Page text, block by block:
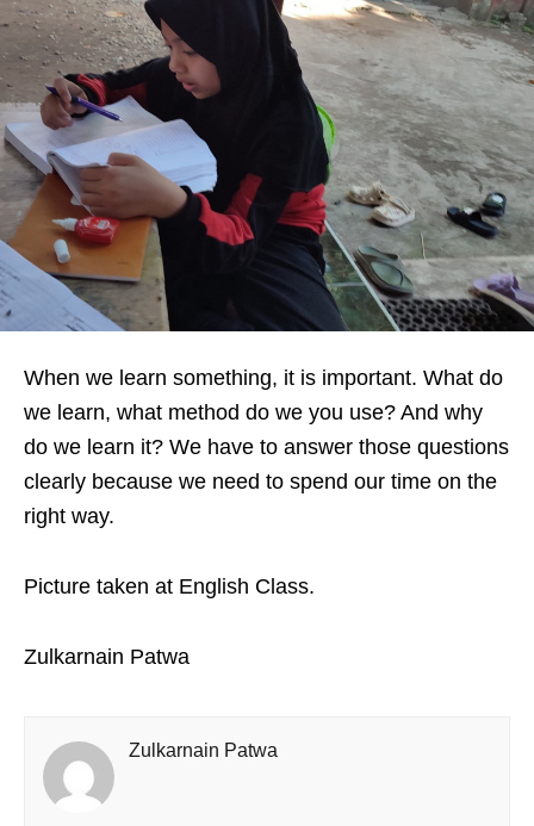
When we learn something, it is important. What do
we learn, what method do we you use? And why
do we learn it? We have to answer those questions
clearly because we need to spend our time on the
right way.
Picture taken at English Class.
Zulkarnain Patwa
Zulkarnain Patwa